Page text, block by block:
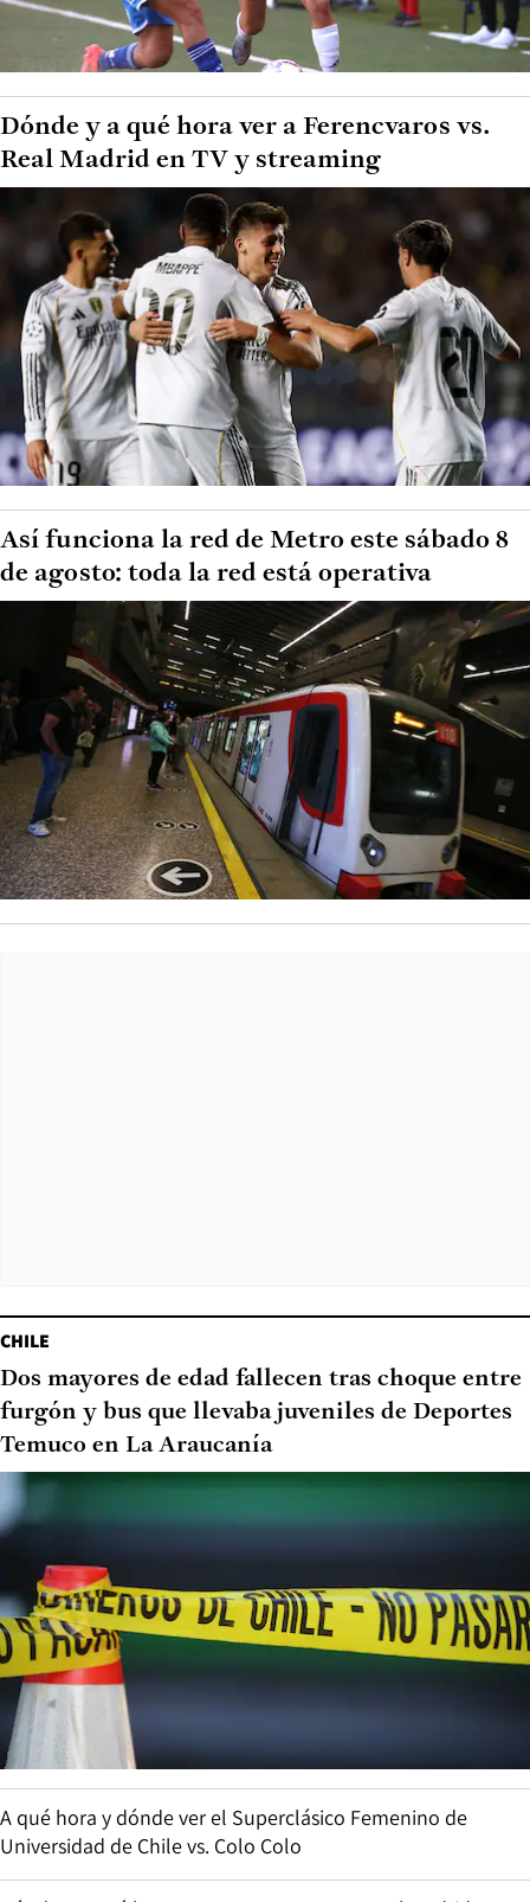
Dónde y a qué hora ver a Ferencvaros vs.
Real Madrid en TV y streaming
Así funciona la red de Metro este sábado 8
de agosto: toda la red está operativa
CHILE
Dos mayores de edad fallecen tras choque entre
furgón y bus que llevaba juveniles de Deportes
Temuco en La Araucanía
A qué hora y dónde ver el Superclásico Femenino de
Universidad de Chile vs. Colo Colo